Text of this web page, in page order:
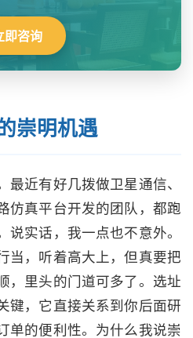
即咨询
崇明机遇
近有好几拨做卫星通信、
仿真平台开发的团队，都跑
实话，我一点也不意外。
当，听着高大上，但真要把
，里头的门道可多了。选址
键，它直接关系到你后面研
单的便利性。为什么我说崇